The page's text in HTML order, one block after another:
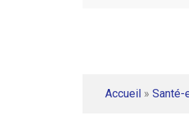
Accueil » Santé-